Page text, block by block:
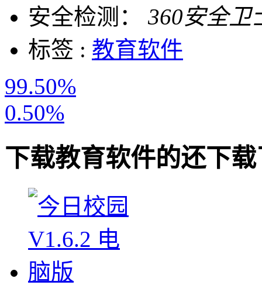
安全检测：
360安全卫
标签 : 教育软件
99.50%
0.50%
下载教育软件的还下